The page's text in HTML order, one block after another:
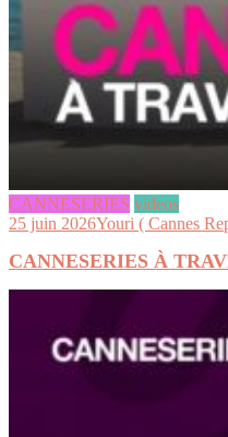
CANNESERIES videos
25 juin 2026Youri ( Cannes
CANNESERIES À